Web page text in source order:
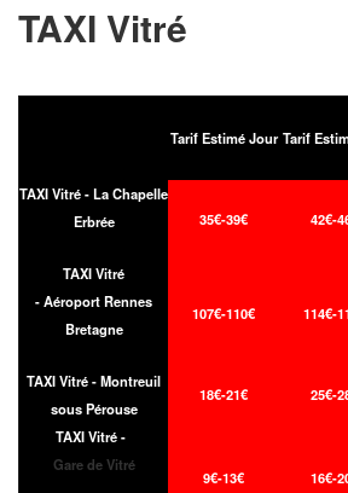
TAXI Vitré
Tarif Estimé Jour Tarif
TAXI Vitré - La Chapelle
Erbrée
35€-39€ 42€-
TAXI Vitré
- Aéroport Rennes
Bretagne
107€-110€ 114€-
TAXI Vitré - Montreuil
sous Pérouse
18€-21€ 25€-
TAXI Vitré -
Gare de Vitré
9€-13€ 16€-